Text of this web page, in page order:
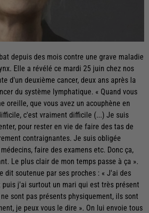
depuis des mois contre une grave maladie
Elle a révélé ce mardi 25 juin chez nos
d'un deuxième cancer, deux ans après la
du système lymphatique. « Quand vous
oreille, que vous avez un acouphène en
c'est vraiment difficile (...) Je suis
pour rester en vie de faire des tas de
contraignantes. Je suis obligée
faire des examens etc. Donc ça,
Le plus clair de mon temps passe à ça ».
dit soutenue par ses proches : « J'ai des
j'ai surtout un mari qui est très présent
sont pas présents physiquement, ils sont
je peux vous le dire ». On lui envoie tous